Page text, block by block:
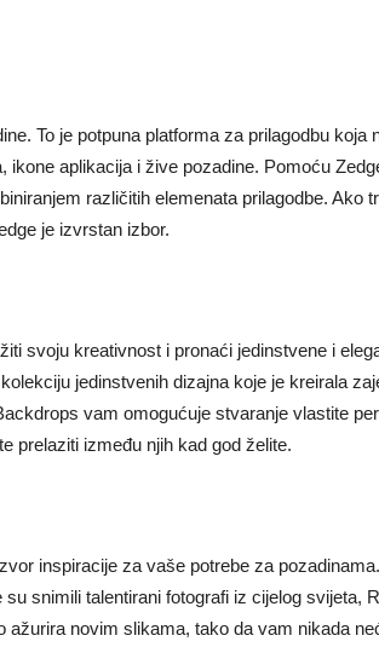
To je potpuna platforma za prilagodbu koja
ikone aplikacija i žive pozadine. Pomoću
različitih elemenata prilagodbe. Ako
je izvrstan izbor.
svoju kreativnost i pronaći jedinstvene i
jedinstvenih dizajna koje je kreirala
vam omogućuje stvaranje vlastite
prelaziti između njih kad god želite.
inspiracije za vaše potrebe za
snimili talentirani fotografi iz cijelog svijeta,
ažurira novim slikama, tako da vam nikada